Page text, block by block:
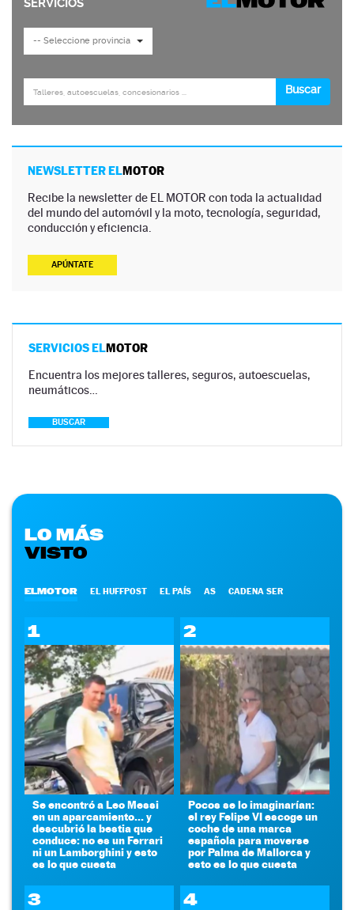
NEWSLETTER ELMOTOR
Recibe la newsletter de EL MOTOR con toda la actualidad
del mundo del automóvil y la moto, tecnología, seguridad,
conducción y eficiencia.
APÚNTATE
SERVICIOS ELMOTOR
Encuentra los mejores talleres, seguros, autoescuelas,
neumáticos…
BUSCAR
LO MÁS
VISTO
ELMOTOR EL HUFFPOST EL PAÍS AS CADENA SER
1
Se encontró a Leo Messi
en un aparcamiento... y
descubrió la bestia que
conduce: no es un Ferrari
ni un Lamborghini y esto
es lo que cuesta
2
Pocos se lo imaginarían:
el rey Felipe VI escoge un
coche de una marca
española para moverse
por Palma de Mallorca y
esto es lo que cuesta
3 4